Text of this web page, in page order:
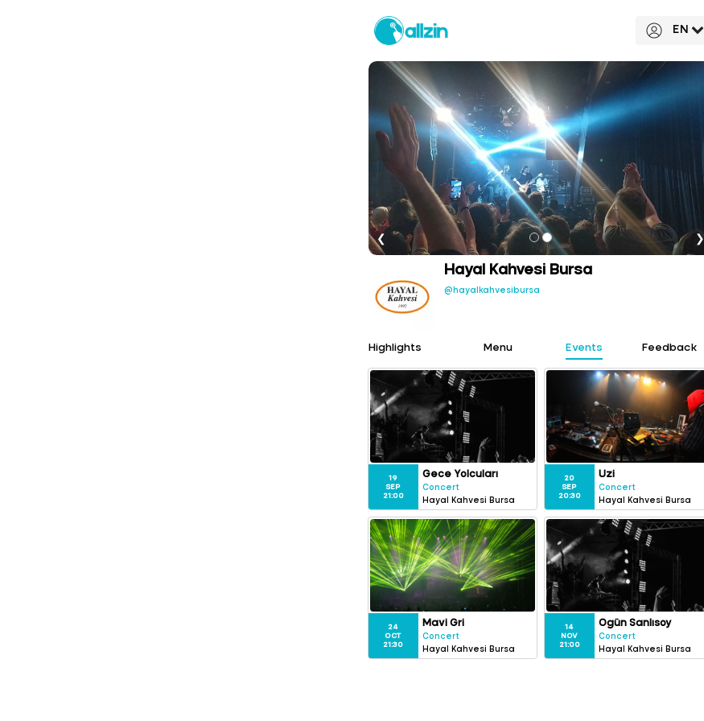
EN
❮ ❯
Hayal Kahvesi Bursa
@hayalkahvesibursa
Highlights Menu Events Feedback
19
SEP
21:00
Gece Yolcuları
Concert
Hayal Kahvesi Bursa
24
OCT
21:30
Mavi Gri
Concert
Hayal Kahvesi Bursa
20
SEP
20:30
Uzi
Concert
Hayal Kahvesi Bursa
14
NOV
21:00
Ogün Sanlısoy
Concert
Hayal Kahvesi Bursa